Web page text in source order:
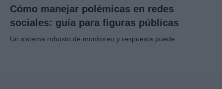
Cómo manejar polémicas en redes
sociales: guía para figuras públicas
Un sistema robusto de monitoreo y respuesta puede…